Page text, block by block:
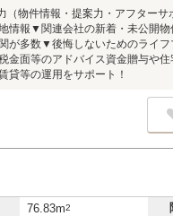
（物件情報・提案力・アフター
情報▼関連会社の新着・未公開
が多数▼後悔しないためのライ
金面等のアドバイス資金贈与や
貸等の運用をサポート！
76.83m2